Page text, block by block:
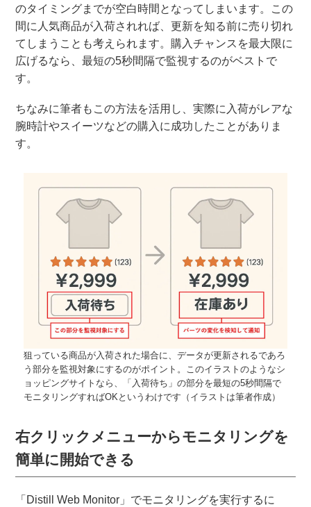
のタイミングまでが空白時間となってしまいます。この
間に人気商品が入荷されれば、更新を知る前に売り切れ
てしまうことも考えられます。購入チャンスを最大限に
広げるなら、最短の5秒間隔で監視するのがベストで
す。
ちなみに筆者もこの方法を活用し、実際に入荷がレアな
腕時計やスイーツなどの購入に成功したことがありま
す。
狙っている商品が入荷された場合に、データが更新されるであろ
う部分を監視対象にするのがポイント。このイラストのようなシ
ョッピングサイトなら、「入荷待ち」の部分を最短の5秒間隔で
モニタリングすればOKというわけです（イラストは筆者作成）
右クリックメニューからモニタリングを
簡単に開始できる
「Distill Web Monitor」でモニタリングを実行するに